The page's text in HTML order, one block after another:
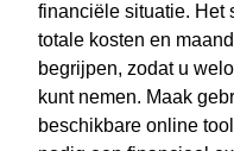
financiële situatie. Het
totale kosten en
begrijpen, zodat u
kunt nemen. Maak
beschikbare online